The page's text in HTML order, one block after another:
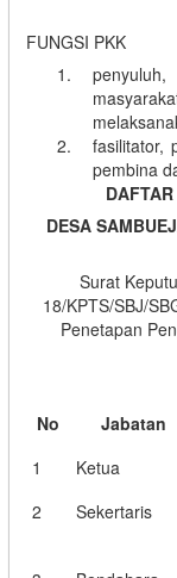
FUNGSI PKK
fasilitator,
pembina
DESA
Surat
18/KPTS/SBJ/
Penetapan
No Jabatan
1
Ketua
2
Sekertaris